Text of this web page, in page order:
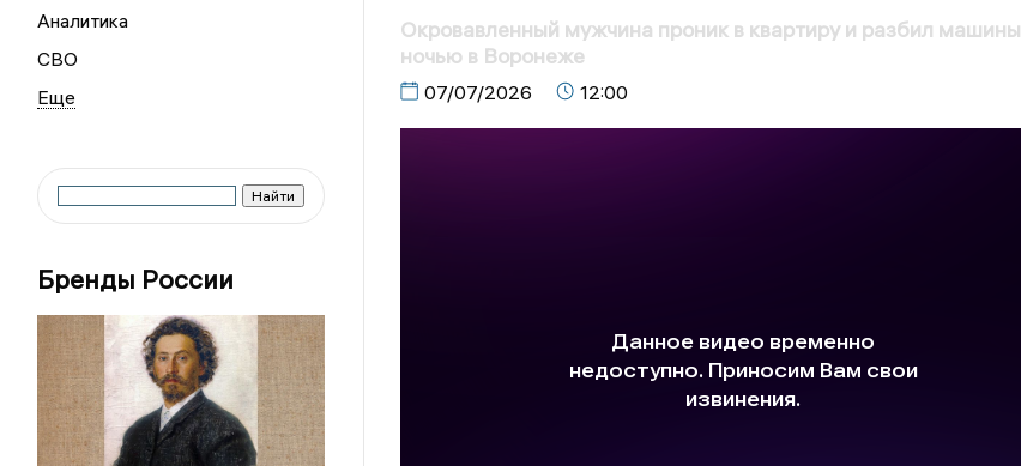
Аналитика
СВО
Бренды России
Окровавленный мужчина проник в квартиру и разбил машины
ночью в Воронеже
07/07/2026 12:00